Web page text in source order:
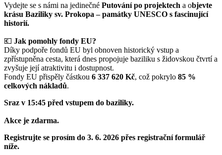
Vydejte se s námi na jedinečné Putování po projektech a objevte
krásu Baziliky sv. Prokopa – památky UNESCO s fascinující
historií.
💶 Jak pomohly fondy EU?
Díky podpoře fondů EU byl obnoven historický vstup a
zpřístupněna cesta, která dnes propojuje baziliku s židovskou čtvrtí a
zvyšuje její atraktivitu i dostupnost.
Fondy EU přispěly částkou 6 337 620 Kč, což pokrylo 85 %
celkových nákladů.
Sraz v 15:45 před vstupem do baziliky.
Akce je zdarma.
Registrujte se prosím do 3. 6. 2026 přes registrační formulář
níže.